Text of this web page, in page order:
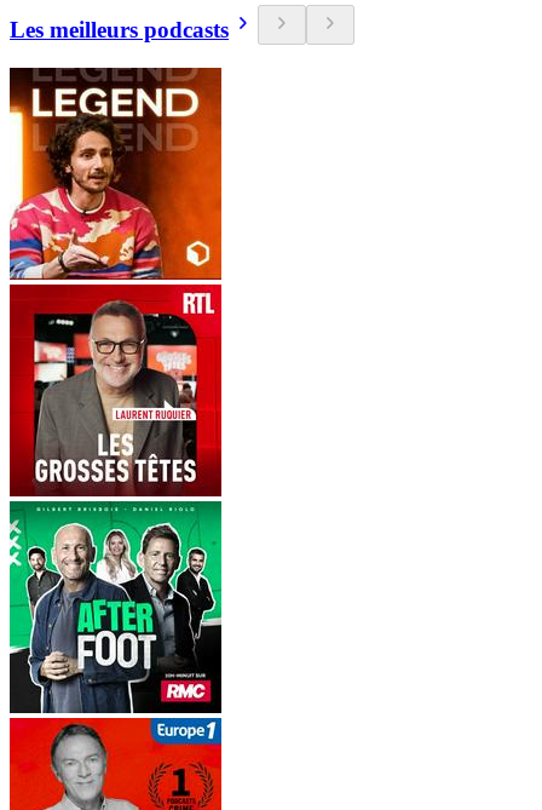
Les meilleurs podcasts